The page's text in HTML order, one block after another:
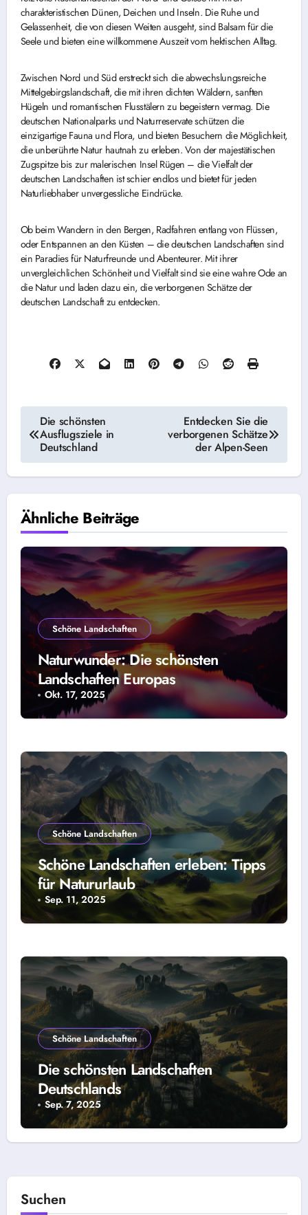
charakteristischen Dünen, Deichen und Inseln. Die Ruhe und
Gelassenheit, die von diesen Weiten ausgeht, sind Balsam für die
Seele und bieten eine willkommene Auszeit vom hektischen Alltag.
Zwischen Nord und Süd erstreckt sich die abwechslungsreiche
Mittelgebirgslandschaft, die mit ihren dichten Wäldern, sanften
Hügeln und romantischen Flusstälern zu begeistern vermag. Die
deutschen Nationalparks und Naturreservate schützen die
einzigartige Fauna und Flora, und bieten Besuchern die Möglichkeit,
die unberührte Natur hautnah zu erleben. Von der majestätischen
Zugspitze bis zur malerischen Insel Rügen – die Vielfalt der
deutschen Landschaften ist schier endlos und bietet für jeden
Naturliebhaber unvergessliche Eindrücke.
Ob beim Wandern in den Bergen, Radfahren entlang von Flüssen,
oder Entspannen an den Küsten – die deutschen Landschaften sind
ein Paradies für Naturfreunde und Abenteurer. Mit ihrer
unvergleichlichen Schönheit und Vielfalt sind sie eine wahre Ode an
die Natur und laden dazu ein, die verborgenen Schätze der
deutschen Landschaft zu entdecken.
Beitragsnavigation
Die schönsten
Ausflugsziele in
Deutschland
Entdecken Sie die
verborgenen Schätze
der Alpen-Seen
Ähnliche Beiträge
Schöne Landschaften
Naturwunder: Die schönsten
Landschaften Europas
Okt. 17, 2025
Schöne Landschaften
Schöne Landschaften erleben: Tipps
für Natururlaub
Sep. 11, 2025
Schöne Landschaften
Die schönsten Landschaften
Deutschlands
Sep. 7, 2025
Suchen